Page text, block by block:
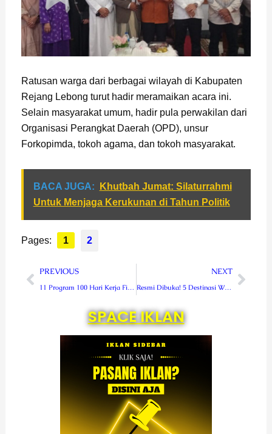
Ratusan warga dari berbagai wilayah di Kabupaten
Rejang Lebong turut hadir meramaikan acara ini.
Selain masyarakat umum, hadir pula perwakilan dari
Organisasi Perangkat Daerah (OPD), unsur
Forkopimda, tokoh agama, dan tokoh masyarakat.
BACA JUGA:
Khutbah Jumat: Silaturrahmi
Untuk Menjaga Kerukunan di Tahun Politik
Pages: 1 2
Prev
PREVIOUS
11 Program 100 Hari Kerja Fikri-Hendri Tuntas
NEXT
Resmi Dibuka! 5 Destinasi Wisata Baru Siap Menyambut Wisatawan di Rejang Lebong
Next
SPACE IKLAN